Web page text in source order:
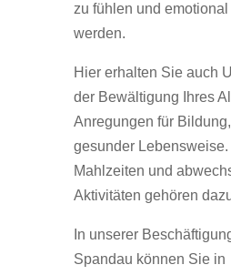
zu fühlen und
werden.
Hier erhalten Sie auch
der Bewältigung Ihres
Anregungen für
gesunder
Mahlzeiten und
Aktivitäten gehören
In unserer
Spandau können Sie in